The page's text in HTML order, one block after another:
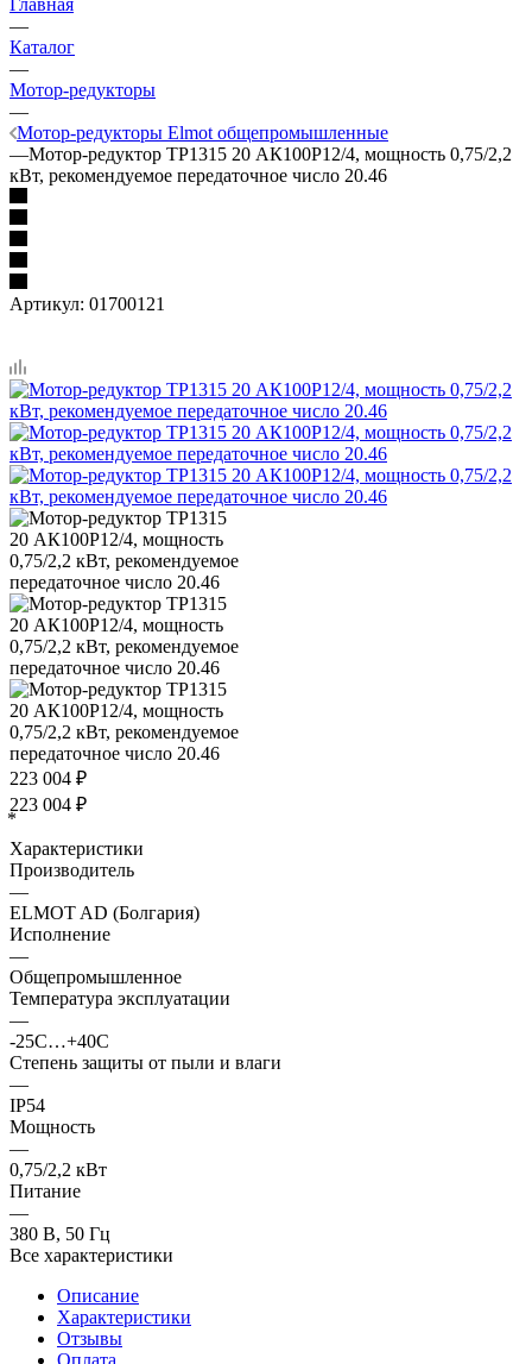
—
Каталог
—
Мотор-редукторы
—
Мотор-редукторы Elmot общепромышленные
—Мотор-редуктор ТР1315 20 АК100P12/4, мощность 0,75/2,2
кВт, рекомендуемое передаточное число 20.46
Артикул: 01700121
223 004 ₽
223 004 ₽
*
Характеристики
Производитель
—
ELMOT AD (Болгария)
Исполнение
—
Общепромышленное
Температура эксплуатации
—
-25С…+40С
Степень защиты от пыли и влаги
—
IP54
Мощность
—
0,75/2,2 кВт
Питание
—
380 В, 50 Гц
Все характеристики
Описание
Характеристики
Отзывы
Оплата